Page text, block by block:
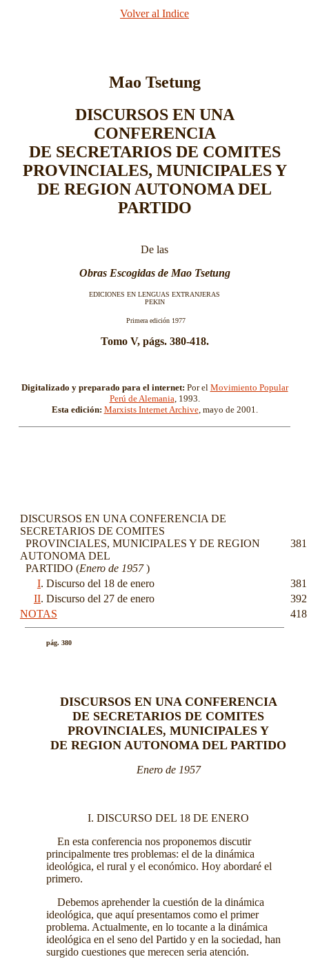
Volver al Indice
Mao Tsetung
DISCURSOS EN UNA
CONFERENCIA
DE SECRETARIOS DE COMITES
PROVINCIALES, MUNICIPALES Y
DE REGION AUTONOMA DEL
PARTIDO
De las
Obras Escogidas de Mao Tsetung
EDICIONES EN LENGUAS EXTRANJERAS
PEKIN
Primera edición 1977
Tomo V, págs. 380-418.
Digitalizado y preparado para el internet: Por el Movimiento Popular
Perú de Alemania , 1993.
Esta edición: Marxists Internet Archive, mayo de 2001.
DISCURSOS EN UNA CONFERENCIA DE
SECRETARIOS DE COMITES
PROVINCIALES, MUNICIPALES Y DE REGION
AUTONOMA DEL
PARTIDO (Enero de 1957)
381
I. Discurso del 18 de enero
381
II. Discurso del 27 de enero
392
NOTAS
418
pág. 380
DISCURSOS EN UNA CONFERENCIA
DE SECRETARIOS DE COMITES
PROVINCIALES, MUNICIPALES Y
DE REGION AUTONOMA DEL PARTIDO
Enero de 1957
I. DISCURSO DEL 18 DE ENERO
En esta conferencia nos proponemos discutir
principalmente tres problemas: el de la dinámica
ideológica, el rural y el económico. Hoy abordaré el
primero.
Debemos aprehender la cuestión de la dinámica
ideológica, que aquí presentamos como el primer
problema. Actualmente, en lo tocante a la dinámica
ideológica en el seno del Partido y en la sociedad, han
surgido cuestiones que merecen seria atención.